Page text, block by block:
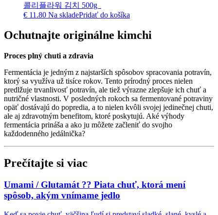
콜리플라워 김치 500g
€ 11.80 Na skladePridať do košíka
Ochutnajte originálne kimchi
Proces plný chuti a zdravia
Fermentácia je jedným z najstarších spôsobov spracovania potravín,
ktorý sa využíva už tisíce rokov. Tento prírodný proces nielen
predlžuje trvanlivosť potravín, ale tiež výrazne zlepšuje ich chuť a
nutričné vlastnosti. V posledných rokoch sa fermentované potraviny
opäť dostávajú do popredia, a to nielen kvôli svojej jedinečnej chuti,
ale aj zdravotným benefitom, ktoré poskytujú. Aké výhody
fermentácia prináša a ako ju môžete začleniť do svojho
každodenného jedálnička?
Prečítajte si viac
Umami / Glutamát ?? Piata chuť, ktorá mení
spôsob, akým vnímame jedlo